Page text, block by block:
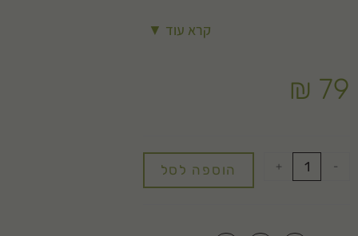
קרא עוד ▼
₪ 79
-
+ הוספה לסל